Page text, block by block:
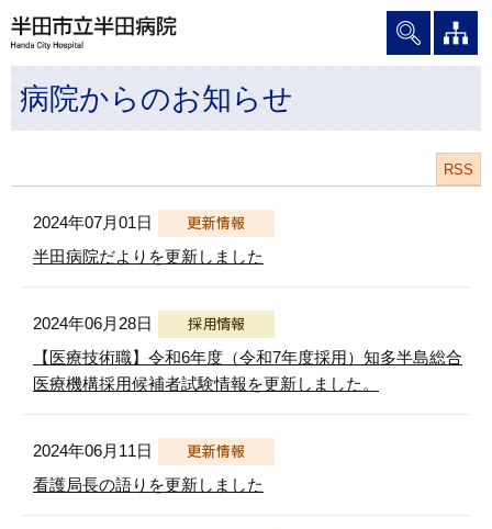
グ
ロ
ー
本
文
へ
ロ
ー
カ
フ
ッ
タ
病院からのお知らせ
RSS
2024年07月01日
半田病院だよりを更新しました
2024年06月28日
【医療技術職】令和6年度（令和7年度採用）知多半島総合
医療機構採用候補者試験情報を更新しました。
2024年06月11日
看護局長の語りを更新しました